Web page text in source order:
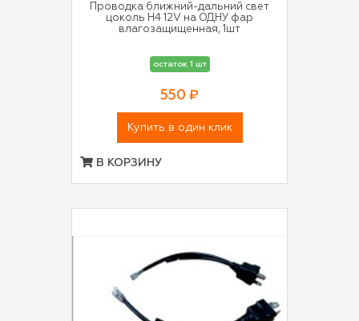
Проводка ближний-дальний свет
цоколь H4 12V на ОДНУ фар
влагозащищенная, 1шт
остаток 1 шт
550 ₽
Купить в один клик
В КОРЗИНУ